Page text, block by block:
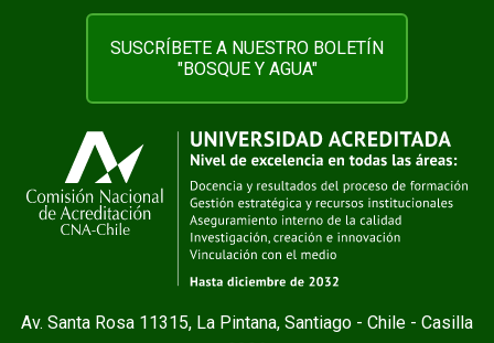
SUSCRÍBETE A NUESTRO BOLETÍN
"BOSQUE Y AGUA"
Av. Santa Rosa 11315, La Pintana, Santiago - Chile - Casilla